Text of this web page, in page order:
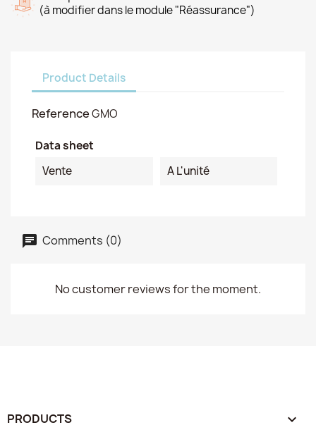
(à modifier dans le module "Réassurance")
Product Details
ReferenceGMO
Data sheet
Vente
A L'unité
Comments (0)
No customer reviews for the moment.
PRODUCTS 